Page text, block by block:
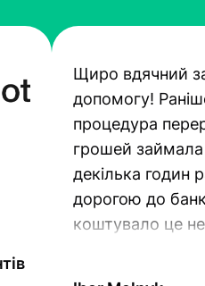
Щиро вдячний
допомогу!
процедура
грошей займала
декілька годин
дорогою до
коштувало це